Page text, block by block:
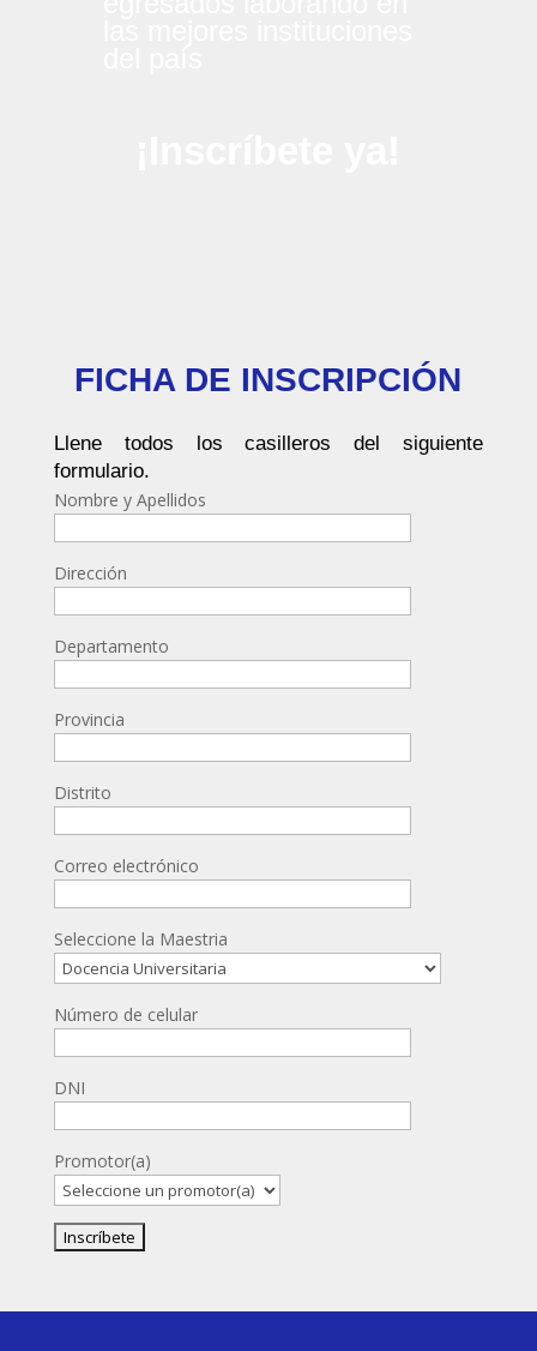
FICHA DE INSCRIPCIÓN
Llene todos los casilleros del siguiente
formulario.
Nombre y Apellidos
Dirección
Departamento
Provincia
Distrito
Correo electrónico
Seleccione la Maestria
Número de celular
DNI
Promotor(a)